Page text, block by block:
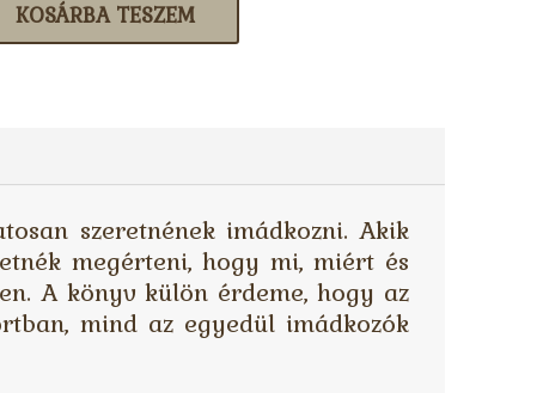
KOSÁRBA TESZEM
szeretnének imádkozni. Akik
megérteni, hogy mi, miért és
A könyv külön érdeme, hogy az
mind az egyedül imádkozók